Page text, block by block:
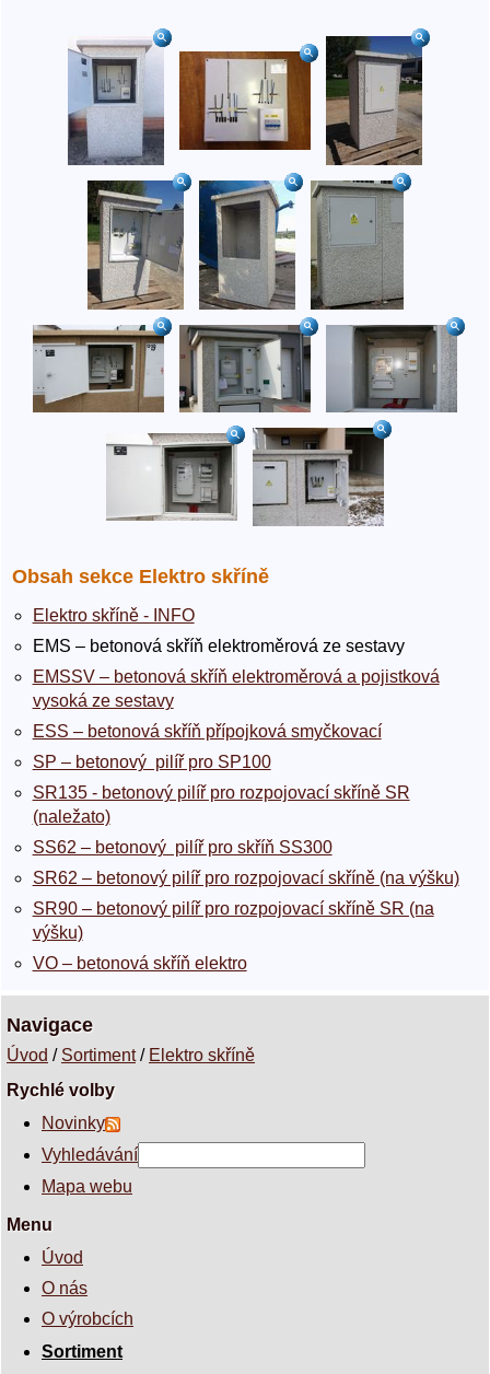
Obsah sekce Elektro skříně
Elektro skříně - INFO
EMS – betonová skříň elektroměrová ze sestavy
EMSSV – betonová skříň elektroměrová a pojistková
vysoká ze sestavy
ESS – betonová skříň přípojková smyčkovací
SP – betonový pilíř pro SP100
SR135 - betonový pilíř pro rozpojovací skříně SR
(naležato)
SS62 – betonový pilíř pro skříň SS300
SR62 – betonový pilíř pro rozpojovací skříně (na výšku)
SR90 – betonový pilíř pro rozpojovací skříně SR (na
výšku)
VO – betonová skříň elektro
Navigace
Úvod / Sortiment/ Elektro skříně
Rychlé volby
Novinky
Vyhledávání
Mapa webu
Menu
Úvod
O nás
O výrobcích
Sortiment